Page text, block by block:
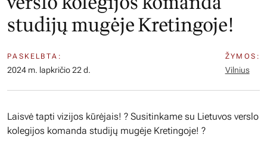
studijų mugėje Kretingoje!
PASKELBTA:
2024 m. lapkričio 22 d.
ŽYMOS:
Vilnius
Laisvė tapti vizijos kūrėjais! ? Susitinkame su Lietuvos verslo
kolegijos komanda studijų mugėje Kretingoje! ?